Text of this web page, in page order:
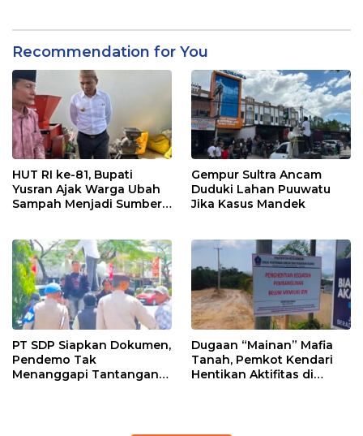
Recommendation for You
HUT RI ke-81, Bupati
Yusran Ajak Warga Ubah
Sampah Menjadi Sumber
Gempur Sultra Ancam
Duduki Lahan Puuwatu
Jika Kasus Mandek
PT SDP Siapkan Dokumen,
Pendemo Tak
Menanggapi Tantangan
Dugaan “Mainan” Mafia
Tanah, Pemkot Kendari
Hentikan Aktifitas di